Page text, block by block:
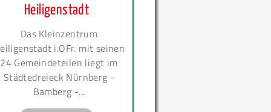
Heiligenstadt
Das Kleinzentrum
i.OFr. mit seinen
24 Gemeindeteilen liegt im
Städtedreieck Nürnberg -
Bamberg -...